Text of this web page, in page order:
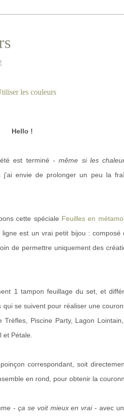
Hello !
est terminé - même si les
envie de prolonger un peu la
cette spéciale Feuilles en
est un vrai petit bijou : composé
de permettre uniquement des
1 tampon feuillage du set, et
se suivent pour réaliser une
Piscine Party, Lagon
Pétale.
correspondant, soit
en rond, pour obtenir la
- ça se voit mieux en vrai -avec un